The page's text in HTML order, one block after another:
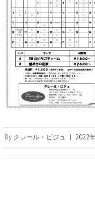
By クレール・ビジュ | 2022